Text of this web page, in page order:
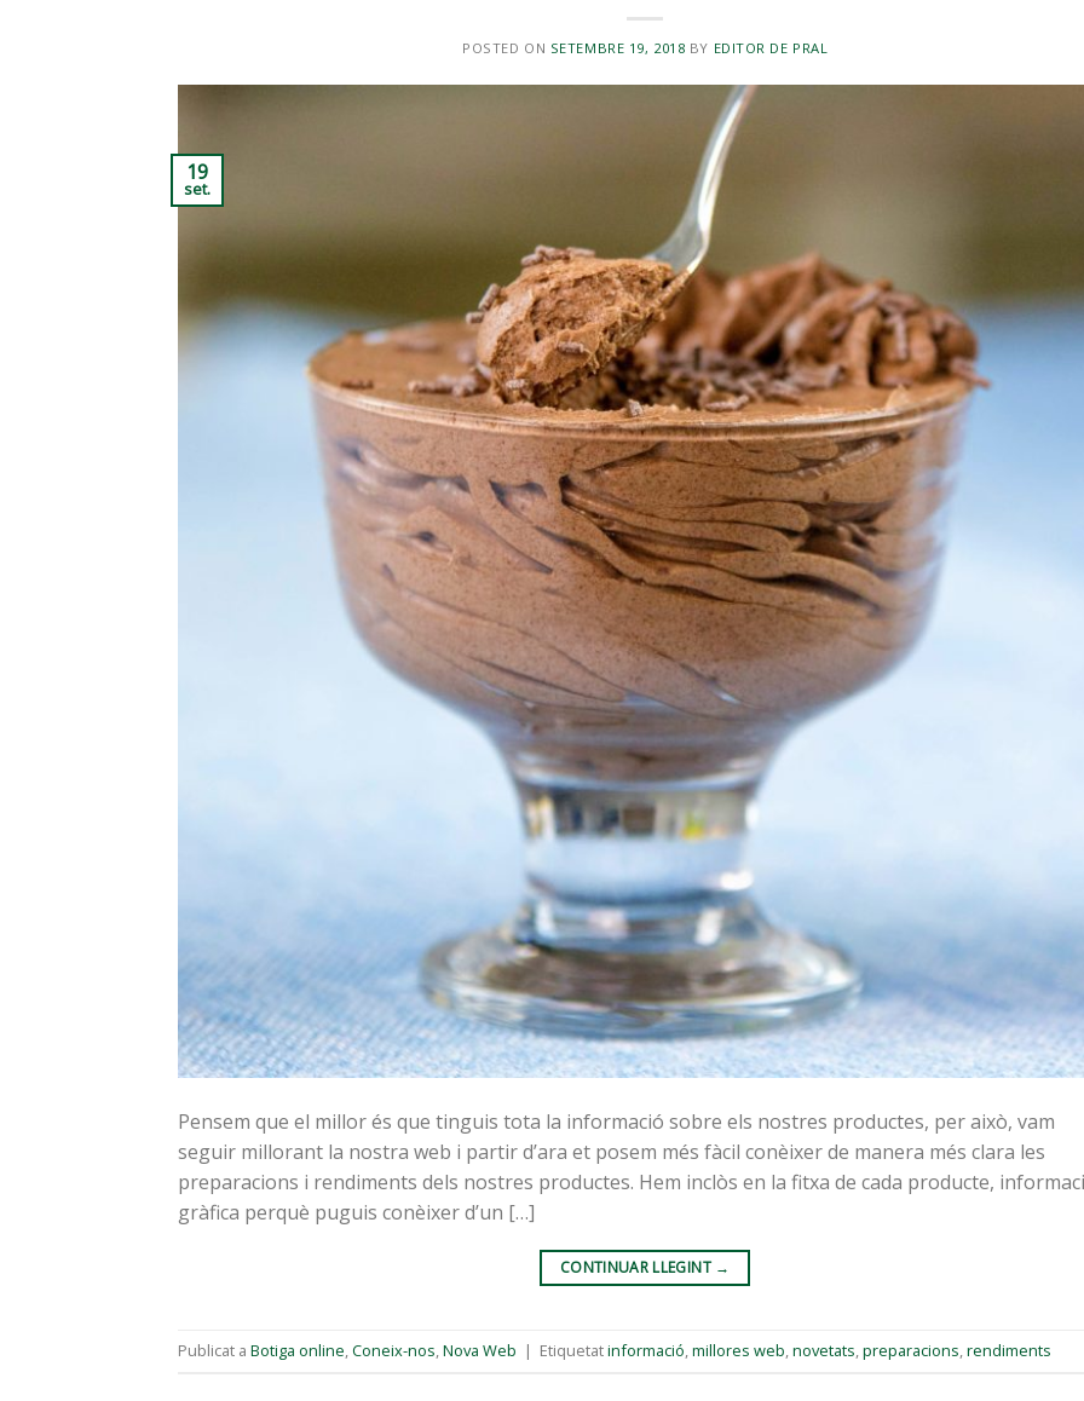
POSTED ON SETEMBRE 19, 2018 BY EDITOR DE PRAL
19
set.
Pensem que el millor és que tinguis tota la informació sobre els nostres productes, per això, vam
seguir millorant la nostra web i partir d’ara et posem més fàcil conèixer de manera més clara les
preparacions i rendiments dels nostres productes. Hem inclòs en la fitxa de cada producte,
gràfica perquè puguis conèixer d’un […]
CONTINUAR LLEGINT →
Publicat a Botiga online,Coneix-nos,Nova Web | Etiquetatinformació,millores web,novetats,preparacions,rendiments